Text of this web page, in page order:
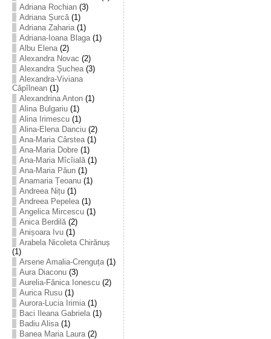
Adriana Rochian(3)
Adriana Șurcă(1)
Adriana Zaharia(1)
Adriana-Ioana Blaga(1)
Albu Elena(2)
Alexandra Novac (2)
Alexandra Șuchea(3)
Alexandra-Viviana
Căpîlnean(1)
Alexandrina Anton(1)
Alina Bulgariu(1)
Alina Irimescu(1)
Alina-Elena Danciu(2)
Ana-Maria Cârstea(1)
Ana-Maria Dobre(1)
Ana-Maria Mîcîială(1)
Ana-Maria Păun(1)
Anamaria Țeoanu(1)
Andreea Nițu(1)
Andreea Pepelea(1)
Angelica Mircescu(1)
Anica Berdilă(2)
Anișoara Ivu(1)
Arabela Nicoleta Chirănuș
(1)
Arsene Amalia-Crenguța(1)
Aura Diaconu(3)
Aurelia-Fănica Ionescu(2)
Aurica Rusu(1)
Aurora-Lucia Irimia(1)
Baci Ileana Gabriela(1)
Badiu Alisa(1)
Banea Maria Laura(2)